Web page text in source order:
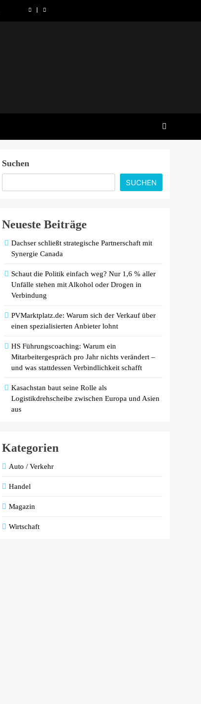
Suchen
SUCHEN
Neueste Beiträge
Dachser schließt strategische Partnerschaft mit
Synergie Canada
Schaut die Politik einfach weg? Nur 1,6 % aller
Unfälle stehen mit Alkohol oder Drogen in
Verbindung
PVMarktplatz.de: Warum sich der Verkauf über
einen spezialisierten Anbieter lohnt
HS Führungscoaching: Warum ein
Mitarbeitergespräch pro Jahr nichts verändert –
und was stattdessen Verbindlichkeit schafft
Kasachstan baut seine Rolle als
Logistikdrehscheibe zwischen Europa und Asien
aus
Kategorien
Auto / Verkehr
Handel
Magazin
Wirtschaft